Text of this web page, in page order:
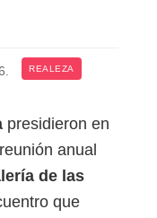
. REALEZA
presidieron en
anual
de las
que